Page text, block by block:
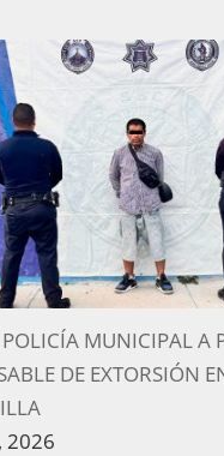
POLICÍA MUNICIPAL A
DE EXTORSIÓN
2026